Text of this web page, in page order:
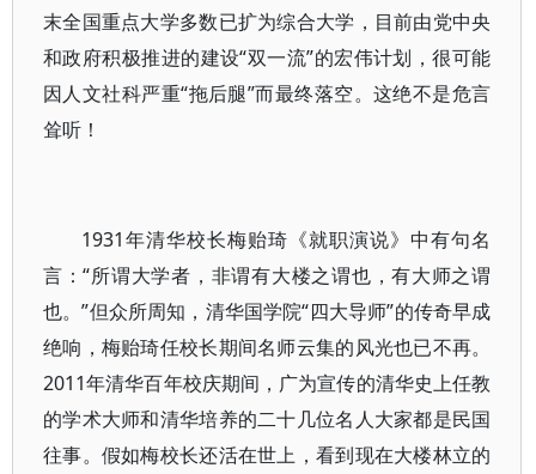
末全国重点大学多数已扩为综合大学，目前由党中央
和政府积极推进的建设“双一流”的宏伟计划，很可能
因人文社科严重“拖后腿”而最终落空。这绝不是危言
耸听！
1931年清华校长梅贻琦《就职演说》中有句名
言：“所谓大学者，非谓有大楼之谓也，有大师之谓
也。”但众所周知，清华国学院“四大导师”的传奇早成
绝响，梅贻琦任校长期间名师云集的风光也已不再。
2011年清华百年校庆期间，广为宣传的清华史上任教
的学术大师和清华培养的二十几位名人大家都是民国
往事。假如梅校长还活在世上，看到现在大楼林立的